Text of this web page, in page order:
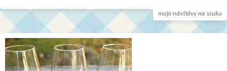
moje návštěvy na scuku